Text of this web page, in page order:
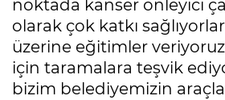
noktada kanser önleyici
olarak çok katkı
üzerine eğitimler
için taramalara teşvik
bizim belediyemizin